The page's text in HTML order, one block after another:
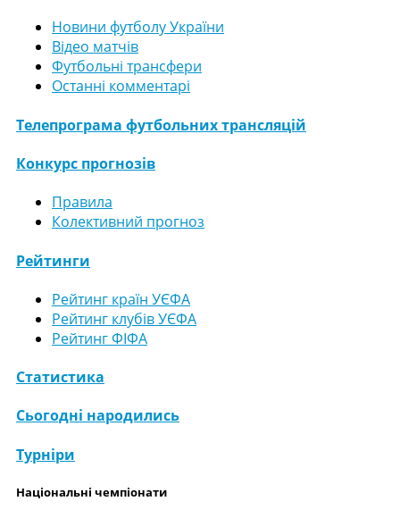
Новини футболу України
Відео матчів
Футбольні трансфери
Останні комментарі
Телепрограма футбольних трансляцій
Конкурс прогнозів
Правила
Колективний прогноз
Рейтинги
Рейтинг країн УЄФА
Рейтинг клубів УЄФА
Рейтинг ФІФА
Статистика
Сьогодні народились
Турніри
Національні чемпіонати